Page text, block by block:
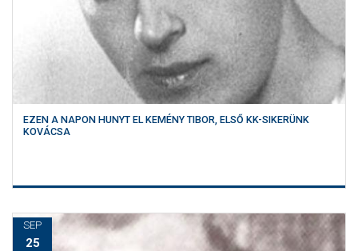
EZEN A NAPON HUNYT EL KEMÉNY TIBOR, ELSŐ KK-SIKERÜNK
KOVÁCSA
SEP
25